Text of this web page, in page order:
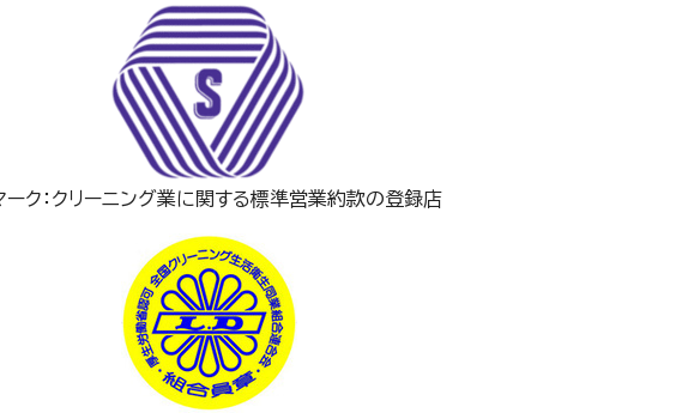
ーク：クリーニング業に関する標準営業約款の登録店